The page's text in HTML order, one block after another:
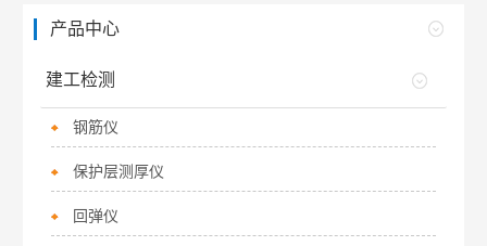
产品中心
建工检测
钢筋仪
保护层测厚仪
回弹仪